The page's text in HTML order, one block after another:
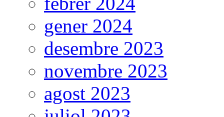
gener 2024
desembre 2023
novembre 2023
agost 2023